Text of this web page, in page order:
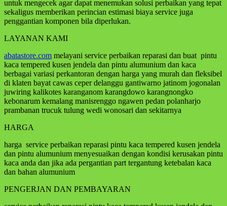
untuk mengecek agar dapat menemukan solusi perbaikan yang tepat
sekaligus memberikan perincian estimasi biaya service juga
penggantian komponen bila diperlukan.
LAYANAN KAMI
abatastore.com melayani service perbaikan reparasi dan buat pintu
kaca tempered kusen jendela dan pintu alumunium dan kaca
berbagai variasi perkantoran dengan harga yang murah dan fleksibel
di klaten bayat cawas ceper delanggu gantiwarno jatinom jogonalan
juwiring kalikotes karanganom karangdowo karangnongko
kebonarum kemalang manisrenggo ngawen pedan polanharjo
prambanan trucuk tulung wedi wonosari dan sekitarnya
HARGA
harga service perbaikan reparasi pintu kaca tempered kusen jendela
dan pintu alumunium menyesuaikan dengan kondisi kerusakan pintu
kaca anda dan jika ada pergantian part tergantung ketebalan kaca
dan bahan alumunium
PENGERJAN DAN PEMBAYARAN